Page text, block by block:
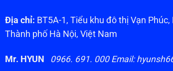
Địa chỉ: BT5A-1, Tiểu khu đô thị Vạn
Thành phố Hà Nội, Việt Nam
Mr. HYUN 0966. 691. 000 Email: